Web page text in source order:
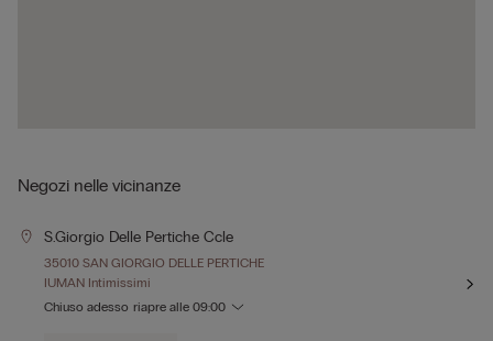
Negozi nelle vicinanze
S.giorgio Delle Pertiche Ccle
35010 SAN GIORGIO DELLE PERTICHE
IUMAN Intimissimi
Chiuso adesso riapre alle 09:00